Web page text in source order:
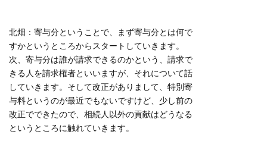
北畑：寄与分ということで、まず寄与分とは何で
すかというところからスタートしていきます。
次、寄与分は誰が請求できるのかという、請求で
きる人を請求権者といいますが、それについて話
していきます。そして改正がありまして、特別寄
与料というのが最近でもないですけど、少し前の
改正でできたので、相続人以外の貢献はどうなる
というところに触れていきます。